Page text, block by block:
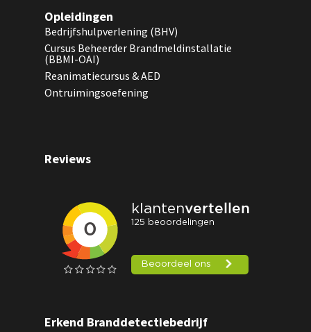
Opleidingen
Bedrijfshulpverlening (BHV)
Cursus Beheerder Brandmeldinstallatie
(BBMI-OAI)
Reanimatiecursus & AED
Ontruimingsoefening
Reviews
Erkend Branddetectiebedrijf